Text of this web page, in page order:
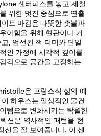
센터피스를 놓고 제철
위한 멋진 중심으로 연출
트 마감은 따뜻한 촛불과
아함을 위해 현관이나 거
, 엄선된 책 더미와 단일
인 가정에 시각적 깊이를
각으로 공간을 고정하는
은 프랑스식 삶의 예
하우스는 일상적인 물건
템으로 변화시키는 탁월한
션은 역사적인 패턴을 현
신을 잘 보여줍니다. 이 센